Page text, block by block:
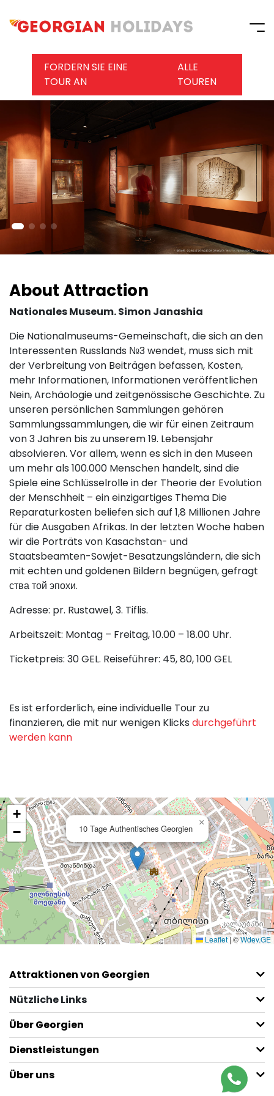
FORDERN SIE EINE
TOUR AN
ALLE
TOUREN
About Attraction
Nationales Museum. Simon Janashia
Die Nationalmuseums-Gemeinschaft, die sich an den
Interessenten Russlands №3 wendet, muss sich mit
der Verbreitung von Beiträgen befassen, Kosten,
mehr Informationen, Informationen veröffentlichen
Nein, Archäologie und zeitgenössische Geschichte. Zu
unseren persönlichen Sammlungen gehören
Sammlungssammlungen, die wir für einen Zeitraum
von 3 Jahren bis zu unserem 19. Lebensjahr
absolvieren. Vor allem, wenn es sich in den Museen
um mehr als 100.000 Menschen handelt, sind die
Spiele eine Schlüsselrolle in der Theorie der Evolution
der Menschheit – ein einzigartiges Thema Die
Reparaturkosten beliefen sich auf 1,8 Millionen Jahre
für die Ausgaben Afrikas. In der letzten Woche haben
wir die Porträts von Kasachstan- und
Staatsbeamten-Sowjet-Besatzungsländern, die sich
mit echten und goldenen Bildern begnügen, gefragt
ства той эпохи.
Adresse: pr. Rustawel, 3. Tiflis.
Arbeitszeit: Montag – Freitag, 10.00 – 18.00 Uhr.
Ticketpreis: 30 GEL. Reiseführer: 45, 80, 100 GEL
Es ist erforderlich, eine individuelle Tour zu
finanzieren, die mit nur wenigen Klicks durchgeführt
werden kann
10 Tage Authentisches Georgien
×
+
−
Leaflet | ©Wdev.GE
Attraktionen von Georgien
Nützliche Links
Über Georgien
Dienstleistungen
Über uns